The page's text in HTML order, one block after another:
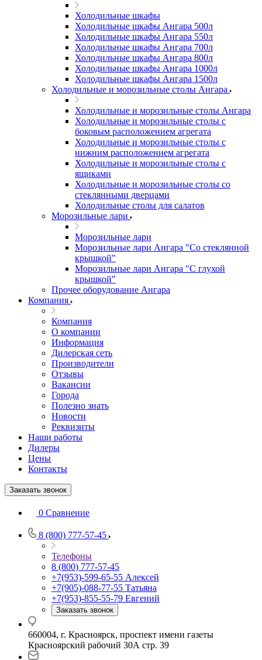
Холодильные шкафы
Холодильные шкафы Ангара 500л
Холодильные шкафы Ангара 550л
Холодильные шкафы Ангара 700л
Холодильные шкафы Ангара 800л
Холодильные шкафы Ангара 1000л
Холодильные шкафы Ангара 1500л
Холодильные и морозильные столы Ангара
Холодильные и морозильные столы Ангара
Холодильные и морозильные столы с
боковым расположением агрегата
Холодильные и морозильные столы с
нижним расположением агрегата
Холодильные и морозильные столы с
ящиками
Холодильные и морозильные столы со
стеклянными дверцами
Холодильные столы для салатов
Морозильные лари
Морозильные лари
Морозильные лари Ангара "Со стеклянной
крышкой"
Морозильные лари Ангара "С глухой
крышкой"
Прочее оборудование Ангара
Компания
Компания
О компании
Информация
Дилерская сеть
Производители
Отзывы
Вакансии
Города
Полезно знать
Новости
Реквизиты
Наши работы
Дилеры
Цены
Контакты
Заказать звонок
0 Сравнение
8 (800) 777-57-45
Телефоны
8 (800) 777-57-45
+7(953)-599-65-55 Алексей
+7(905)-088-77-55 Татьяна
+7(953)-855-55-79 Евгений
Заказать звонок
660004, г. Красноярск, проспект имени газеты
Красноярский рабочий 30А стр. 39